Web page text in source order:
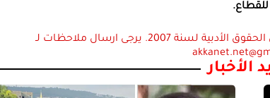
استعمال المضامين بموجب بند 27 أ لقانون الحقوق الأدبية لسنة 2007. يرجى ارسال ملاحظات لـ
الأخبار